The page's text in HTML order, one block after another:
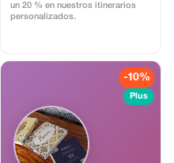
un 20 % en nuestros itinerarios
personalizados.
-10%
Plus